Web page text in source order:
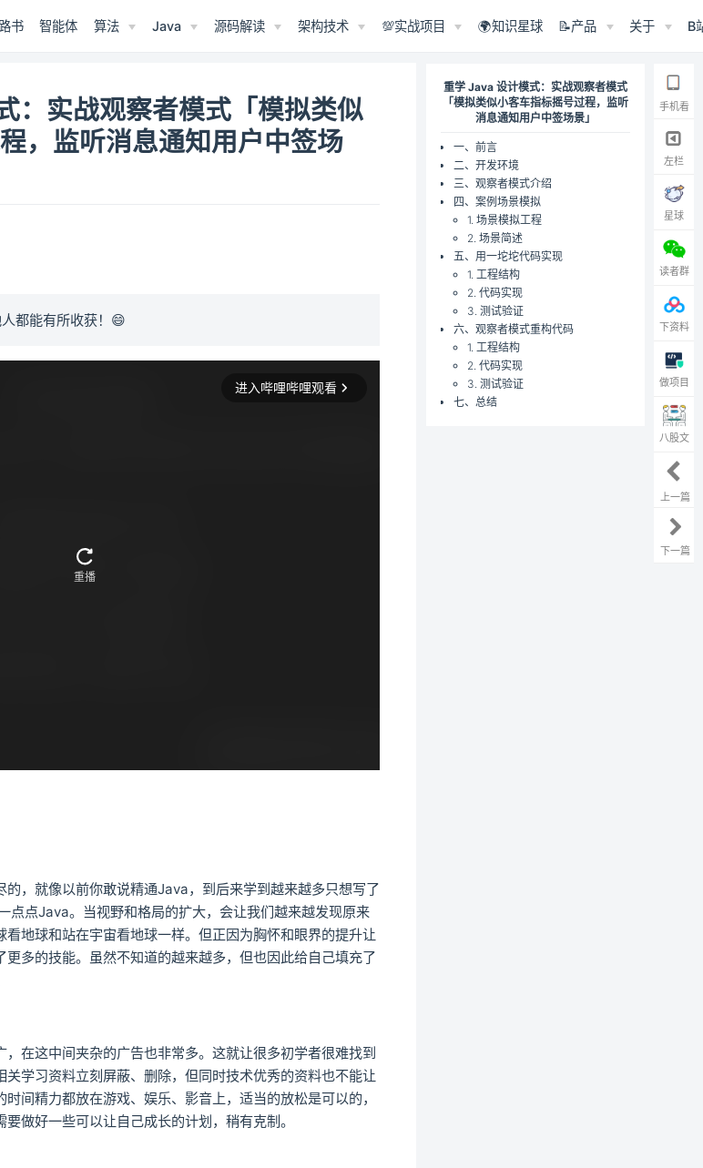
书 智能体 算法 Java 源码解读 架构技术 💯实战项目 🌍知识星球 📝产品 关于 B
：实战观察者模式「模拟类似
，监听消息通知用户中签场
都能有所收获！😄
，就像以前你敢说精通Java，到后来学到越来越多只想写了
点点Java。当视野和格局的扩大，会让我们越来越发现原来
地球和站在宇宙看地球一样。但正因为胸怀和眼界的提升让
多的技能。虽然不知道的越来越多，但也因此给自己填充了
在这中间夹杂的广告也非常多。这就让很多初学者很难找到
关学习资料立刻屏蔽、删除，但同时技术优秀的资料也不能让
间精力都放在游戏、娱乐、影音上，适当的放松是可以的，
做好一些可以让自己成长的计划，稍有克制。
重学 Java 设计模式：实战观察者模式
「模拟类似小客车指标摇号过程，监听
消息通知用户中签场景」
一、前言
二、开发环境
三、观察者模式介绍
四、案例场景模拟
1. 场景模拟工程
2. 场景简述
五、用一坨坨代码实现
1. 工程结构
2. 代码实现
3. 测试验证
六、观察者模式重构代码
1. 工程结构
2. 代码实现
3. 测试验证
七、总结
手机看
左栏
星球
读者群
下资料
做项目
八股文
上一篇
下一篇